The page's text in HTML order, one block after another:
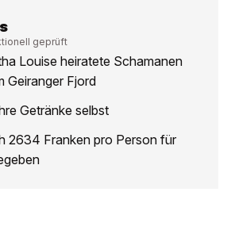
geprüft
Louise heiratete Schamanen
Geiranger Fjord
Getränke selbst
2634 Franken pro Person für